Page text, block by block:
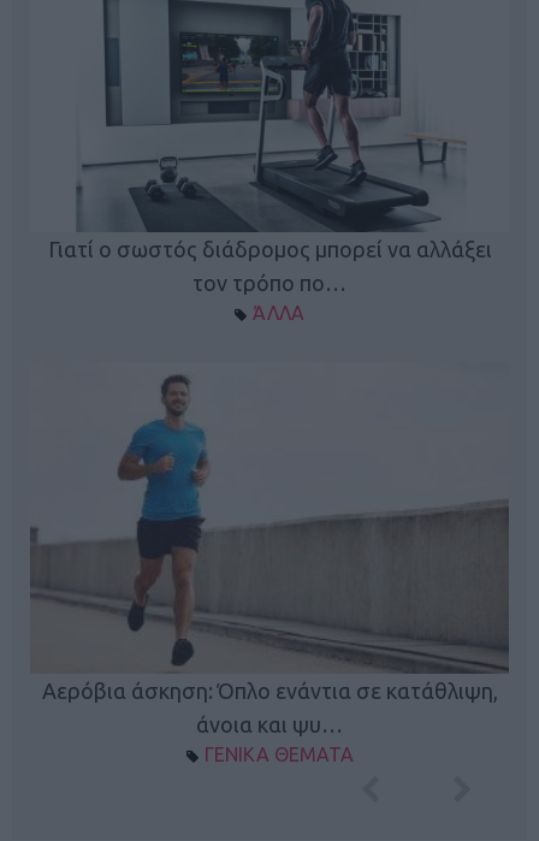
Γιατί ο σωστός διάδρομος μπορεί να αλλάξει
τον τρόπο πο…
ΆΛΛΑ
Αερόβια άσκηση: Όπλο ενάντια σε κατάθλιψη,
άνοια και ψυ…
ΓΕΝΙΚΑ ΘΕΜΑΤΑ